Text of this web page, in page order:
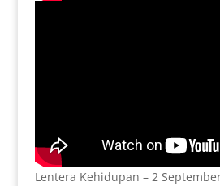
Lentera Kehidupan – 2